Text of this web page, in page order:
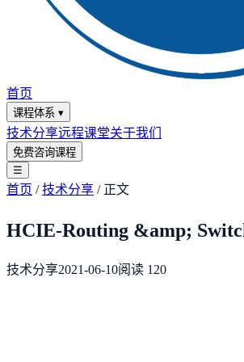
首页
课程体系 ▾
技术分享远程课堂关于我们
免费咨询课程
☰
首页 /技术分享 / 正文
HCIE-Routing &amp;
技术分享2021-06-10阅读 120